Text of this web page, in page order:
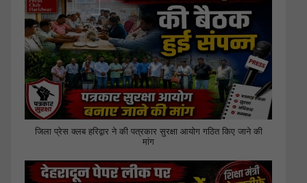
जिला प्रेस क्लब हरिद्वार ने की पत्रकार सुरक्षा आयोग गठित किए जाने की
मांग